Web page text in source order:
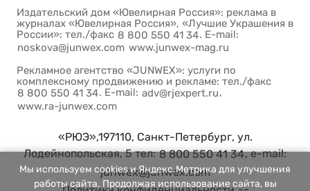
Издательский дом «Ювелирная Россия»: реклама в
журналах «Ювелирная Россия», «Лучшие Украшения в
России»: тел./факс 8 800 550 41 34. E-mail:
noskova@junwex.com www.junwex-mag.ru
Рекламное агентство «JUNWEX»: услуги по
комплексному продвижению и рекламе: тел./факс
8 800 550 41 34. E-mail: adv@rjexpert.ru,
www.ra-junwex.com
«РЮЭ»,197110, Санкт-Петербург, ул.
Лодейнопольская, 5 тел:8 800 550 41 34, e-mail:
junwex@junwex.com
Мы используем cookies и Яндекс.Метрика для улучшения
работы сайта. Продолжая использование сайта, вы